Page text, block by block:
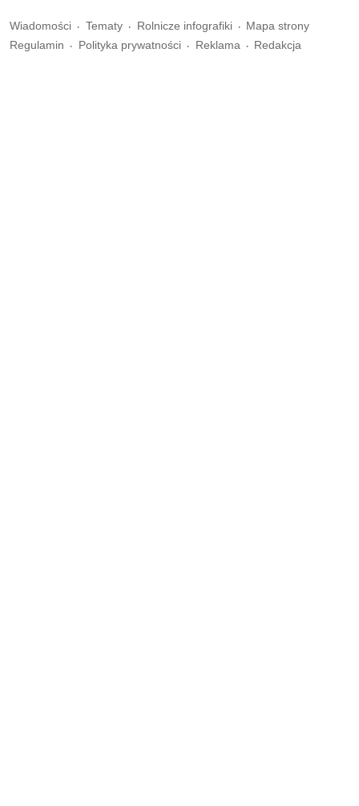
Wiadomości Tematy Rolnicze infografiki
Mapa strony
Regulamin
Polityka prywatności Reklama Redakcja